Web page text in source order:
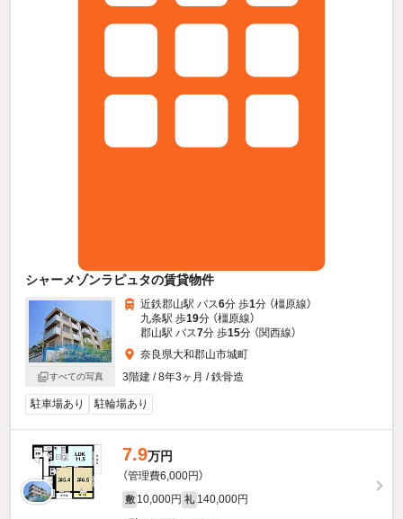
シャーメゾンラピュタの賃貸物件
すべての写真
近鉄郡山駅 バス6分 歩1分 （橿原線）
九条駅 歩19分 （橿原線）
郡山駅 バス7分 歩15分 （関西線）
奈良県大和郡山市城町
3階建 / 8年3ヶ月 / 鉄骨造
駐車場あり 駐輪場あり
7.9万円
（管理費6,000円）
敷 10,000円 礼 140,000円